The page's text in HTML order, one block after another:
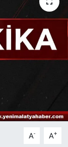
A- A+